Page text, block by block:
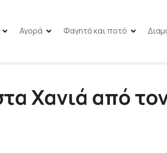
Αγορά Φαγητό και ποτό
Χανιά από